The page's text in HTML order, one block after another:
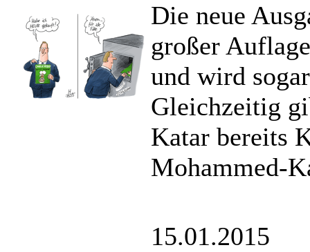
Die neue
großer
und wird
Gleichzeitig
Katar bereits
Mohammed-
15.01.2015